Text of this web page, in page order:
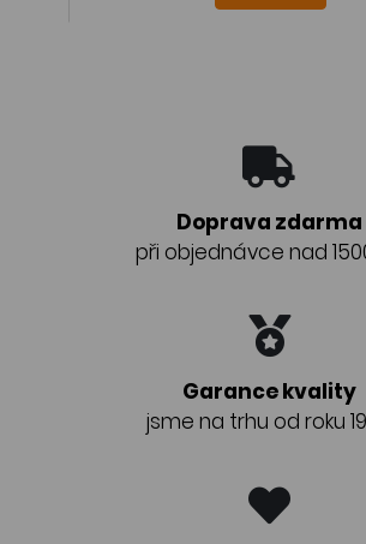
Doprava zdarma
při objednávce nad
Garance kvality
jsme na trhu od roku